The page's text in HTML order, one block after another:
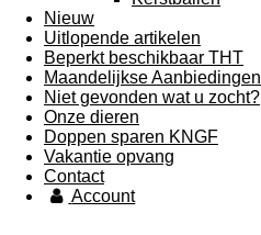
Nieuw
Uitlopende artikelen
Beperkt beschikbaar THT
Maandelijkse Aanbiedingen
Niet gevonden wat u zocht?
Onze dieren
Doppen sparen KNGF
Vakantie opvang
Contact
Account